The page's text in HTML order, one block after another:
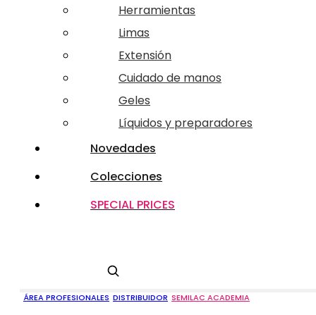
Herramientas
Limas
Extensión
Cuidado de manos
Geles
Líquidos y preparadores
Novedades
Colecciones
SPECIAL PRICES
ÁREA PROFESIONALES DISTRIBUIDOR SEMILAC ACADEMIA